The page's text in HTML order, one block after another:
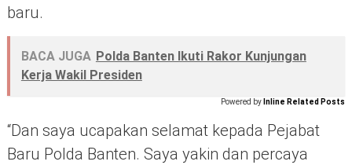
baru.
BACA JUGA Polda Banten Ikuti Rakor Kunjungan
Kerja Wakil Presiden
Powered by Inline Related Posts
“Dan saya ucapakan selamat kepada Pejabat
Baru Polda Banten. Saya yakin dan percaya